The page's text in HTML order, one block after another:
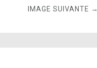
IMAGE SUIVANTE →